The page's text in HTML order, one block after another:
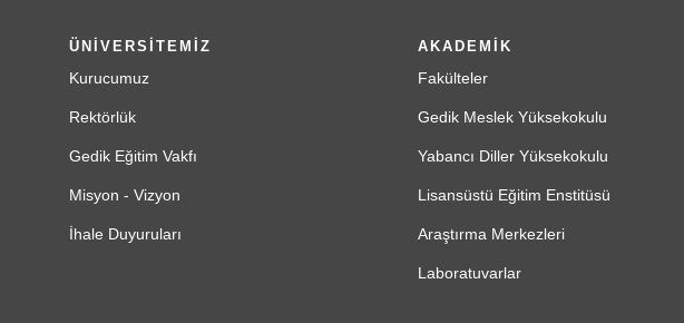
ÜNİVERSİTEMİZ
Kurucumuz
Rektörlük
Gedik Eğitim Vakfı
Misyon - Vizyon
İhale Duyuruları
AKADEMİK
Fakülteler
Gedik Meslek Yüksekokulu
Yabancı Diller Yüksekokulu
Lisansüstü Eğitim Enstitüsü
Araştırma Merkezleri
Laboratuvarlar